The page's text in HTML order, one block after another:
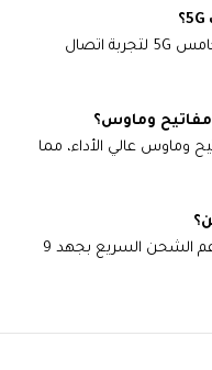
جواب: نعم، يدعم الجهاز شبكات الجيل الخامس 5G لتجربة اتصال
وماوس؟
وماوس عالي الأداء، مما
جواب: بطارية بسعة 7000 ملي أمبير، وتدعم الشحن السريع بجهد 9